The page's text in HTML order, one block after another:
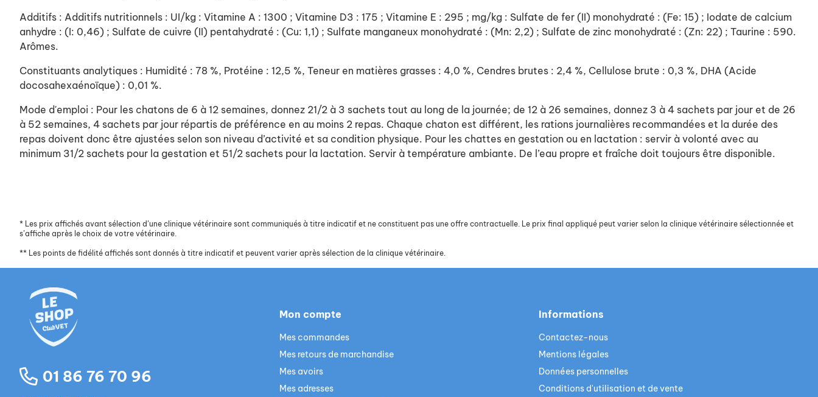
Additifs : Additifs nutritionnels : UI/kg : Vitamine A : 1300 ; Vitamine D3 : 175 ; Vitamine E : 295 ; mg/kg : Sulfate de fer (II) monohydraté : (Fe: 15) ; Iodate de calcium
anhydre : (I: 0,46) ; Sulfate de cuivre (II) pentahydraté : (Cu: 1,1) ; Sulfate manganeux monohydraté : (Mn: 2,2) ; Sulfate de zinc monohydraté : (Zn: 22) ; Taurine : 590.
Arômes.
Constituants analytiques : Humidité : 78 %, Protéine : 12,5 %, Teneur en matières grasses : 4,0 %, Cendres brutes : 2,4 %, Cellulose brute : 0,3 %, DHA (Acide
docosahexaénoïque) : 0,01 %.
Mode d'emploi : Pour les chatons de 6 à 12 semaines, donnez 21/2 à 3 sachets tout au long de la journée; de 12 à 26 semaines, donnez 3 à 4 sachets par jour et de 26
à 52 semaines, 4 sachets par jour répartis de préférence en au moins 2 repas. Chaque chaton est différent, les rations journalières recommandées et la durée des
repas doivent donc être ajustées selon son niveau d’activité et sa condition physique. Pour les chattes en gestation ou en lactation : servir à volonté avec au
minimum 31/2 sachets pour la gestation et 51/2 sachets pour la lactation. Servir à température ambiante. De l’eau propre et fraîche doit toujours être disponible.
* Les prix affichés avant sélection d’une clinique vétérinaire sont communiqués à titre indicatif et ne constituent pas une offre contractuelle. Le prix final appliqué peut varier selon la clinique vétérinaire sélectionnée et
s’affiche après le choix de votre vétérinaire.
** Les points de fidélité affichés sont donnés à titre indicatif et peuvent varier après sélection de la clinique vétérinaire.
01 86 76 70 96
Mon compte
Mes commandes
Mes retours de marchandise
Mes avoirs
Mes adresses
Informations
Contactez-nous
Mentions légales
Données personnelles
Conditions d'utilisation et de vente